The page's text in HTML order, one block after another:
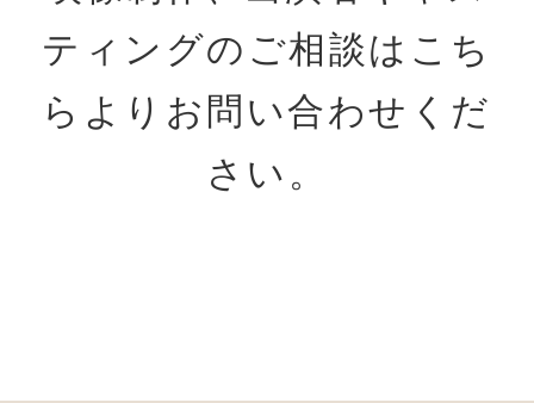
ティングのご相談はこち
らよりお問い合わせくだ
さい。